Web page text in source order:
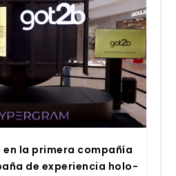
en la pri­me­ra com­pa­ñía
de expe­rien­cia holo­